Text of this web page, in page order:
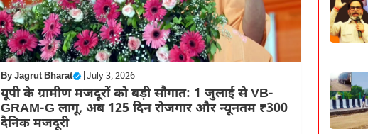
ByJagrut Bharat | July 3, 2026
यूपी के ग्रामीण मजदूरों को बड़ी सौगात: 1 जुलाई से VB-
GRAM-G लागू, अब 125 दिन रोजगार और न्यूनतम ₹300
दैनिक मजदूरी